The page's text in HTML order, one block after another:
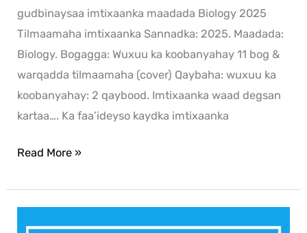
gudbinaysaa imtixaanka maadada Biology 2025
Tilmaamaha imtixaanka Sannadka: 2025. Maadada:
Biology. Bogagga: Wuxuu ka koobanyahay 11 bog &
warqadda tilmaamaha (cover) Qaybaha: wuxuu ka
koobanyahay: 2 qaybood. Imtixaanka waad degsan
kartaa…. Ka faa’ideyso kaydka imtixaanka
Read More »